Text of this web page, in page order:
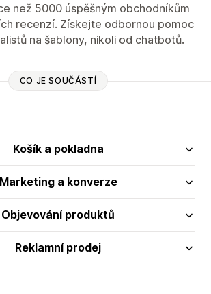
než 5000 úspěšným obchodníkům
recenzí. Získejte odbornou pomoc
na šablony, nikoli od chatbotů.
CO JE SOUČÁSTÍ
Košík a pokladna
Marketing a konverze
Objevování produktů
Reklamní prodej